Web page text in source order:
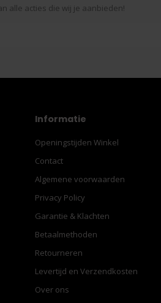
alle acties die wij je aanbieden!
Informatie
Openingstijden Winkel
Contact
Algemene voorwaarden
Privacy Policy
Garantie & Klachten
Betaalmethoden
Retourneren
Levertijd en Verzendkosten
Over ons